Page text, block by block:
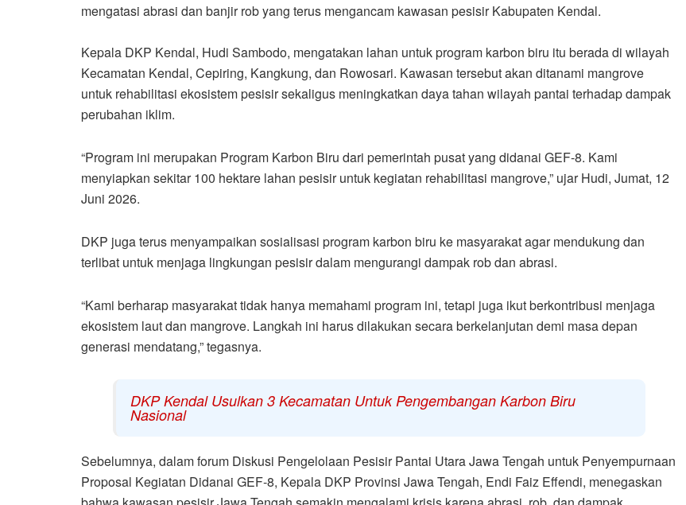
mengatasi abrasi dan banjir rob yang terus mengancam kawasan pesisir Kabupaten Kendal.
Kepala DKP Kendal, Hudi Sambodo, mengatakan lahan untuk program karbon biru itu berada di wilayah
Kecamatan Kendal, Cepiring, Kangkung, dan Rowosari. Kawasan tersebut akan ditanami mangrove
untuk rehabilitasi ekosistem pesisir sekaligus meningkatkan daya tahan wilayah pantai terhadap dampak
perubahan iklim.
“Program ini merupakan Program Karbon Biru dari pemerintah pusat yang didanai GEF-8. Kami
menyiapkan sekitar 100 hektare lahan pesisir untuk kegiatan rehabilitasi mangrove,” ujar Hudi, Jumat, 12
Juni 2026.
DKP juga terus menyampaikan sosialisasi program karbon biru ke masyarakat agar mendukung dan
terlibat untuk menjaga lingkungan pesisir dalam mengurangi dampak rob dan abrasi.
“Kami berharap masyarakat tidak hanya memahami program ini, tetapi juga ikut berkontribusi menjaga
ekosistem laut dan mangrove. Langkah ini harus dilakukan secara berkelanjutan demi masa depan
generasi mendatang,” tegasnya.
DKP Kendal Usulkan 3 Kecamatan Untuk Pengembangan Karbon Biru
Nasional
Sebelumnya, dalam forum Diskusi Pengelolaan Pesisir Pantai Utara Jawa Tengah untuk Penyempurnaan
Proposal Kegiatan Didanai GEF-8, Kepala DKP Provinsi Jawa Tengah, Endi Faiz Effendi, menegaskan